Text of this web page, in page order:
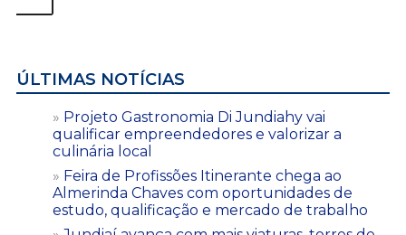
ÚLTIMAS NOTÍCIAS
Projeto Gastronomia Di Jundiahy vai
qualificar empreendedores e valorizar a
culinária local
Feira de Profissões Itinerante chega ao
Almerinda Chaves com oportunidades de
estudo, qualificação e mercado de trabalho